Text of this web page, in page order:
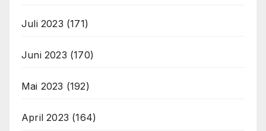
Juli 2023 (171)
Juni 2023 (170)
Mai 2023 (192)
April 2023 (164)